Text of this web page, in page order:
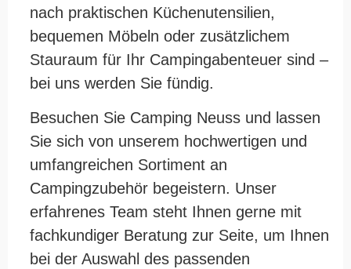
nach praktischen Küchenutensilien,
bequemen Möbeln oder zusätzlichem
Stauraum für Ihr Campingabenteuer sind –
bei uns werden Sie fündig.
Besuchen Sie Camping Neuss und lassen
Sie sich von unserem hochwertigen und
umfangreichen Sortiment an
Campingzubehör begeistern. Unser
erfahrenes Team steht Ihnen gerne mit
fachkundiger Beratung zur Seite, um Ihnen
bei der Auswahl des passenden